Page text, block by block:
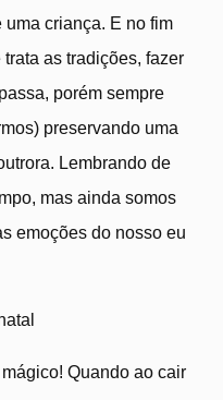
criança. E no fim
as tradições, fazer
porém sempre
preservando uma
Lembrando de
mas ainda somos
emoções do nosso eu
Quando ao cair